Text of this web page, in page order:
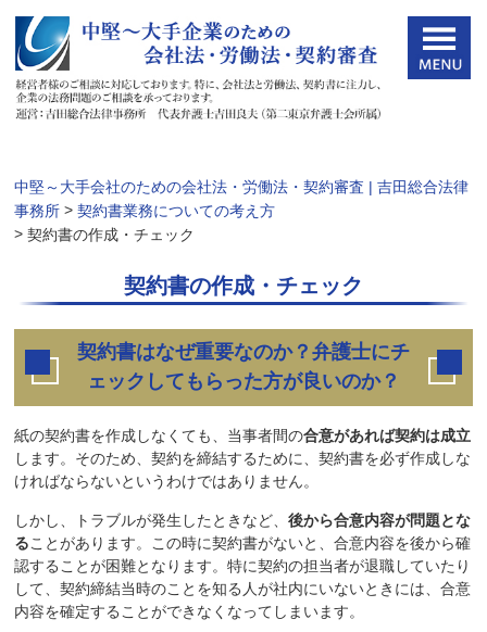
中堅～大手会社のための会社法・労働法・契約審査 | 吉田総合法律
事務所 >契約書業務についての考え方
>契約書の作成・チェック
契約書の作成・チェック
契約書はなぜ重要なのか？弁護士にチ
ェックしてもらった方が良いのか？
紙の契約書を作成しなくても、当事者間の合意があれば契約は成立
します。そのため、契約を締結するために、契約書を必ず作成しな
ければならないというわけではありません。
しかし、トラブルが発生したときなど、後から合意内容が問題とな
ることがあります。この時に契約書がないと、合意内容を後から確
認することが困難となります。特に契約の担当者が退職していたり
して、契約締結当時のことを知る人が社内にいないときには、合意
内容を確定することができなくなってしまいます。